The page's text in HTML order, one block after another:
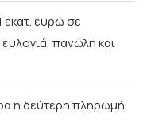
εκατ. ευρώ σε
πανώλη και
η δεύτερη πληρωμή